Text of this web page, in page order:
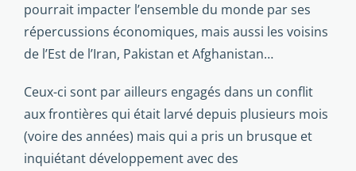
pourrait impacter l’ensemble du monde par ses
répercussions écono­miques, mais aussi les voisins
de l’Est de l’Iran, Pakistan et Afghanistan…
Ceux-ci sont par ailleurs engagés dans un conflit
aux frontières qui était larvé depuis plusieurs mois
(voire des années) mais qui a pris un brusque et
inquiétant développement avec des